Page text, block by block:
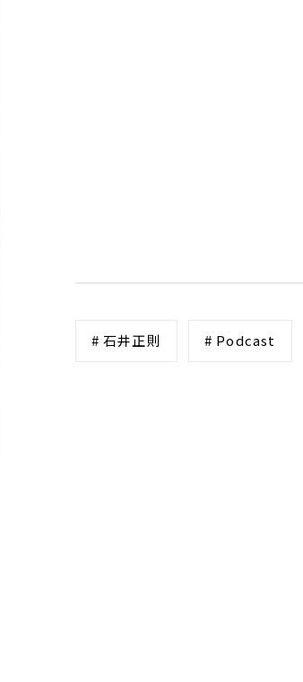
# 石井正則 # Podcast